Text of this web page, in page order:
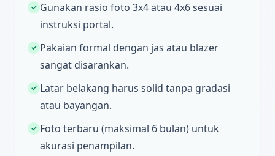
✓ Gunakan rasio foto 3x4 atau 4x6 sesuai
instruksi portal.
✓ Pakaian formal dengan jas atau blazer
sangat disarankan.
✓ Latar belakang harus solid tanpa gradasi
atau bayangan.
✓ Foto terbaru (maksimal 6 bulan) untuk
akurasi penampilan.